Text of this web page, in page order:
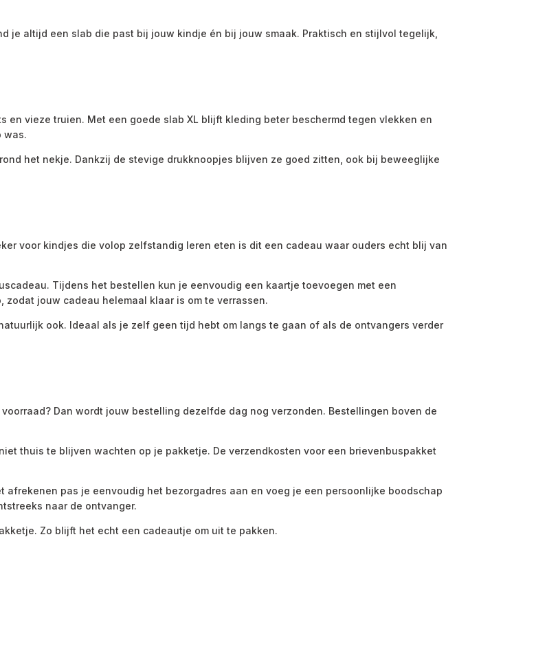
je altijd een slab die past bij jouw kindje én bij jouw smaak. Praktisch en stijlvol tegelijk,
en vieze truien. Met een goede slab XL blijft kleding beter beschermd tegen vlekken en
was.
het nekje. Dankzij de stevige drukknoopjes blijven ze goed zitten, ook bij beweeglijke
voor kindjes die volop zelfstandig leren eten is dit een cadeau waar ouders echt blij van
Tijdens het bestellen kun je eenvoudig een kaartje toevoegen met een
jouw cadeau helemaal klaar is om te verrassen.
ook. Ideaal als je zelf geen tijd hebt om langs te gaan of als de ontvangers verder
Dan wordt jouw bestelling dezelfde dag nog verzonden. Bestellingen boven de
thuis te blijven wachten op je pakketje. De verzendkosten voor een brievenbuspakket
afrekenen pas je eenvoudig het bezorgadres aan en voeg je een persoonlijke boodschap
naar de ontvanger.
Zo blijft het echt een cadeautje om uit te pakken.